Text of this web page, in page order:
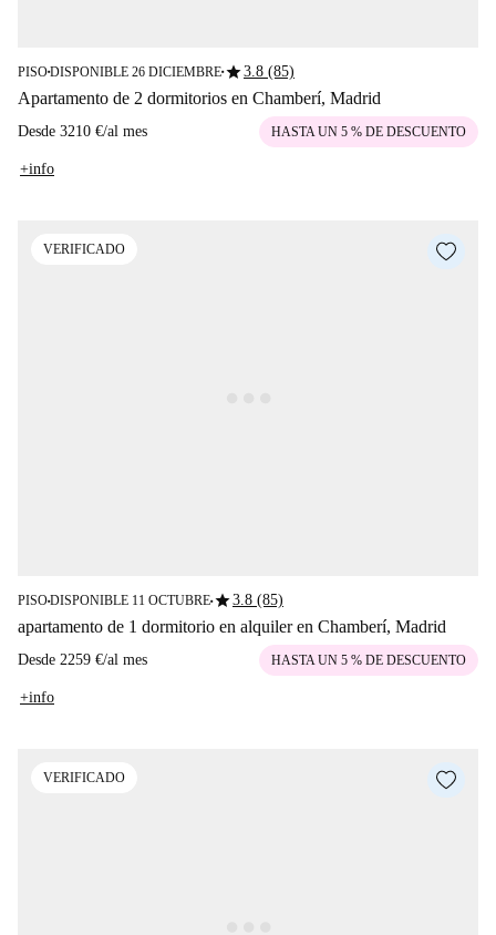
PISO■DISPONIBLE 26 DICIEMBRE■star3.8 (85)
Apartamento de 2 dormitorios en Chamberí, Madrid
Desde 3210 €/al mes HASTA UN 5 % DE DESCUENTO
+info
VERIFICADO
PISO■DISPONIBLE 11 OCTUBRE■star3.8 (85)
apartamento de 1 dormitorio en alquiler en Chamberí, Madrid
Desde 2259 €/al mes HASTA UN 5 % DE DESCUENTO
+info
VERIFICADO